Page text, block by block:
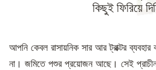
কিছুই ফিরিয়ে
আপনি কেবল রাসায়নিক সার আর ট্রাক্টর ব্যবহার
না। জমিতে পশুর প্রয়োজন আছে। সেই